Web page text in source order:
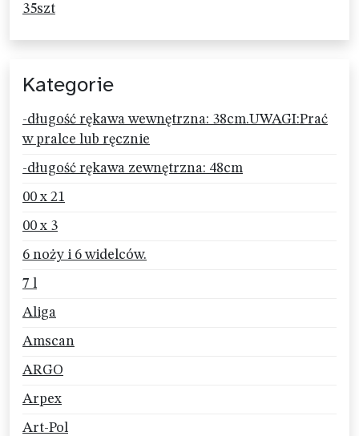
35szt
Kategorie
-długość rękawa wewnętrzna: 38cm.UWAGI:Prać
w pralce lub ręcznie
-długość rękawa zewnętrzna: 48cm
00 x 21
00 x 3
6 noży i 6 widelców.
7 l
Aliga
Amscan
ARGO
Arpex
Art-Pol